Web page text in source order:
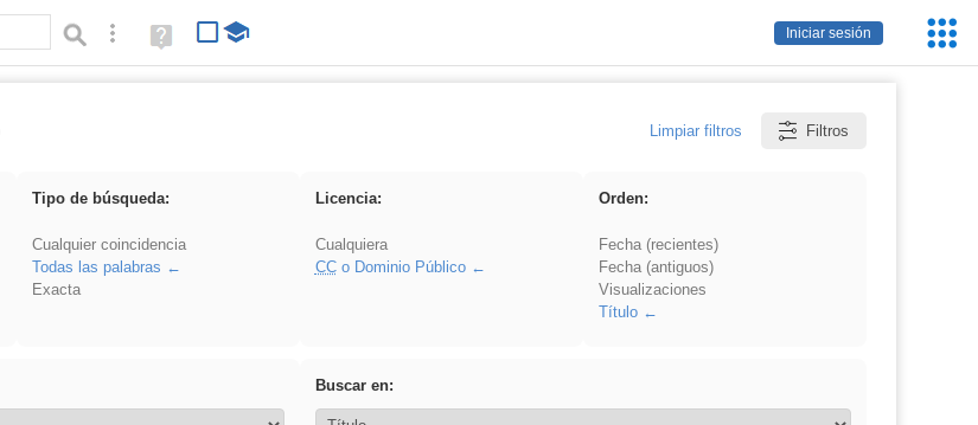
Iniciar sesión
Búsqueda avanzada
Ayuda
(en
Limpiar filtros Filtros
Tipo de búsqueda:
Cualquier coincidencia
Todas las palabras
Exacta
Licencia:
Cualquiera
CCo Dominio Público
Orden:
Fecha (recientes)
Fecha (antiguos)
Visualizaciones
Título
Buscar en: